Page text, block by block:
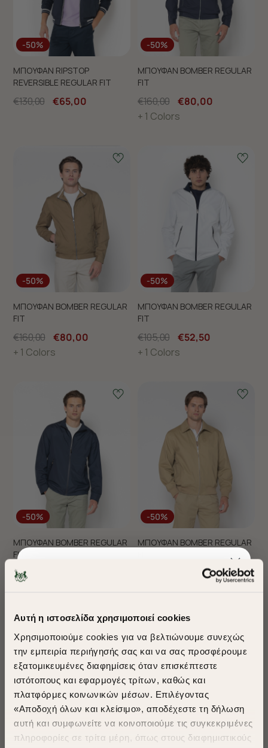
Αυτή η ιστοσελίδα χρησιμοποιεί cookies
Χρησιμοποιούμε cookies για να βελτιώνουμε συνεχώς
την εμπειρία περιήγησής σας και να σας προσφέρουμε
εξατομικευμένες διαφημίσεις όταν επισκέπτεστε
ιστότοπους και εφαρμογές τρίτων, καθώς και
πλατφόρμες κοινωνικών μέσων. Επιλέγοντας
«Αποδοχή όλων και κλείσιμο», αποδέχεστε τη δήλωση
αυτή και συμφωνείτε να κοινοποιούμε τις συγκεκριμένες
πληροφορίες σε τρίτα μέρη, όπως στους διαφημιστικούς
-50%
ΜΠΟΥΦΑΝ RIPSTOP
REVERSIBLE REGULAR FIT
€130,00 €65,00
-50%
ΜΠΟΥΦΑΝ BOMBER REGULAR
FIT
€160,00
€80,00
+ 1 Colors
-50%
ΜΠΟΥΦΑΝ BOMBER REGULAR
FIT
€160,00
€80,00
+ 1 Colors
-50%
ΜΠΟΥΦΑΝ BOMBER REGULAR
FIT
€105,00
€52,50
+ 1 Colors
-50%
ΜΠΟΥΦΑΝ BOMBER REGULAR
FIT
€105,00
-50%
ΜΠΟΥΦΑΝ BOMBER REGULAR
€57,50
​
A Season of Style
SUMMER SALE